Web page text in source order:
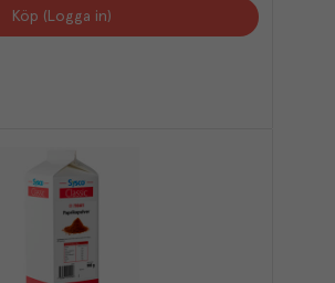
Köp (Logga in)